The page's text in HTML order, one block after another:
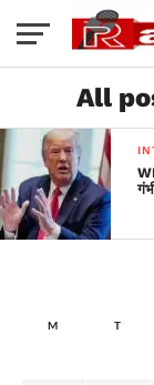
All
M T